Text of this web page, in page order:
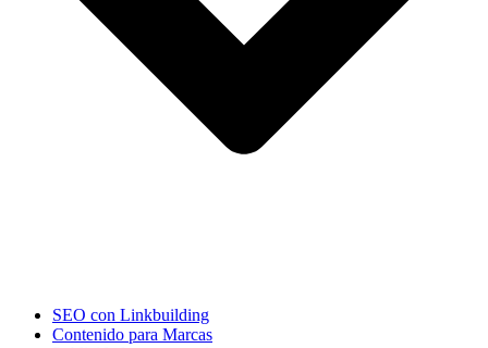
SEO con Linkbuilding
Contenido para Marcas